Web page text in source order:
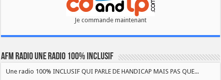
Je commande maintenant
AFM RADIO UNE RADIO 100% INCLUSIF
Une radio 100% INCLUSIF QUI PARLE DE HANDICAP MAIS PAS QUE...